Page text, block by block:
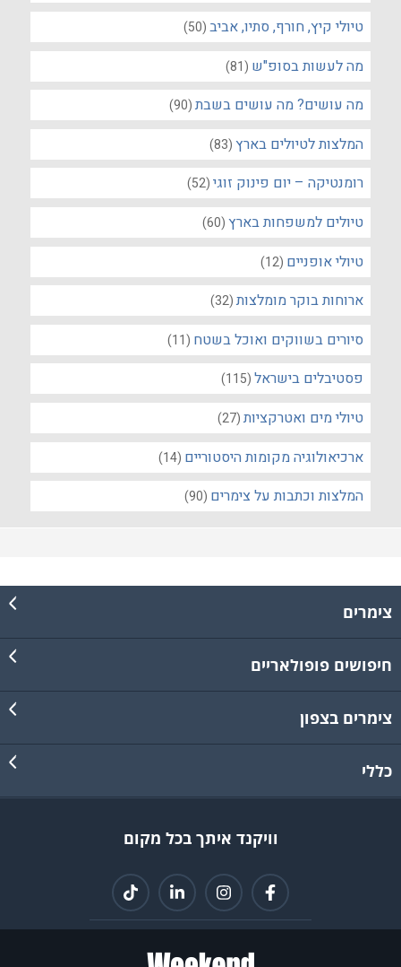
טיולי קיץ, חורף, סתיו, אביב(50)
מה לעשות בסופ"ש (81)
מה עושים? מה עושים בשבת(90)
המלצות לטיולים בארץ(83)
רומנטיקה – יום פינוק זוגי(52)
טיולים למשפחות בארץ(60)
טיולי אופניים (12)
ארוחות בוקר מומלצות(32)
סיורים בשווקים ואוכל בשטח (11)
פסטיבלים בישראל(115)
טיולי מים ואטרקציות(27)
ארכיאולוגיה מקומות היסטוריים (14)
המלצות וכתבות על צימרים (90)
צימרים
חיפושים פופולאריים
צימרים בצפון
כללי
וויקנד איתך בכל מקום